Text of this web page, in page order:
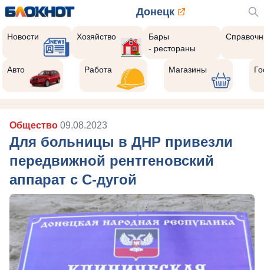
Донецк
Новости Хозяйство
Бары
- рестораны
Авто Работа Магазины
Общество 09.08.2023
Для больницы в ДНР привезли
передвижной рентгеновский
аппарат с С-дугой